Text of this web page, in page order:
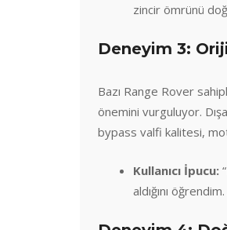
zincir ömrünü
Deneyim 3:
Bazı Range Rover
önemini vurguluyor.
bypass valfi kalitesi,
Kullanıcı İpucu:
aldığını